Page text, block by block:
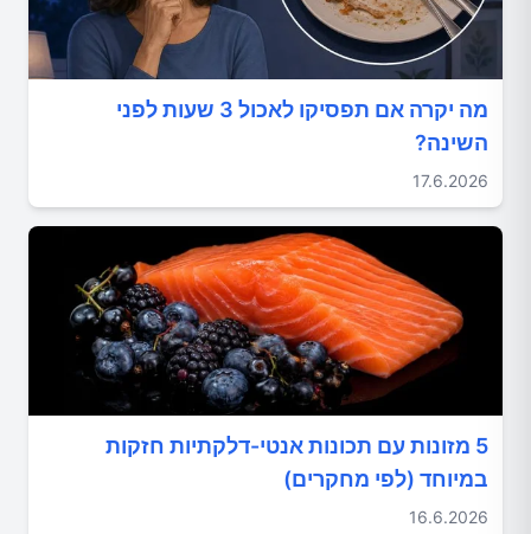
מה יקרה אם תפסיקו לאכול 3 שעות לפני
השינה?
17.6.2026
5 מזונות עם תכונות אנטי-דלקתיות חזקות
במיוחד (לפי מחקרים)
16.6.2026